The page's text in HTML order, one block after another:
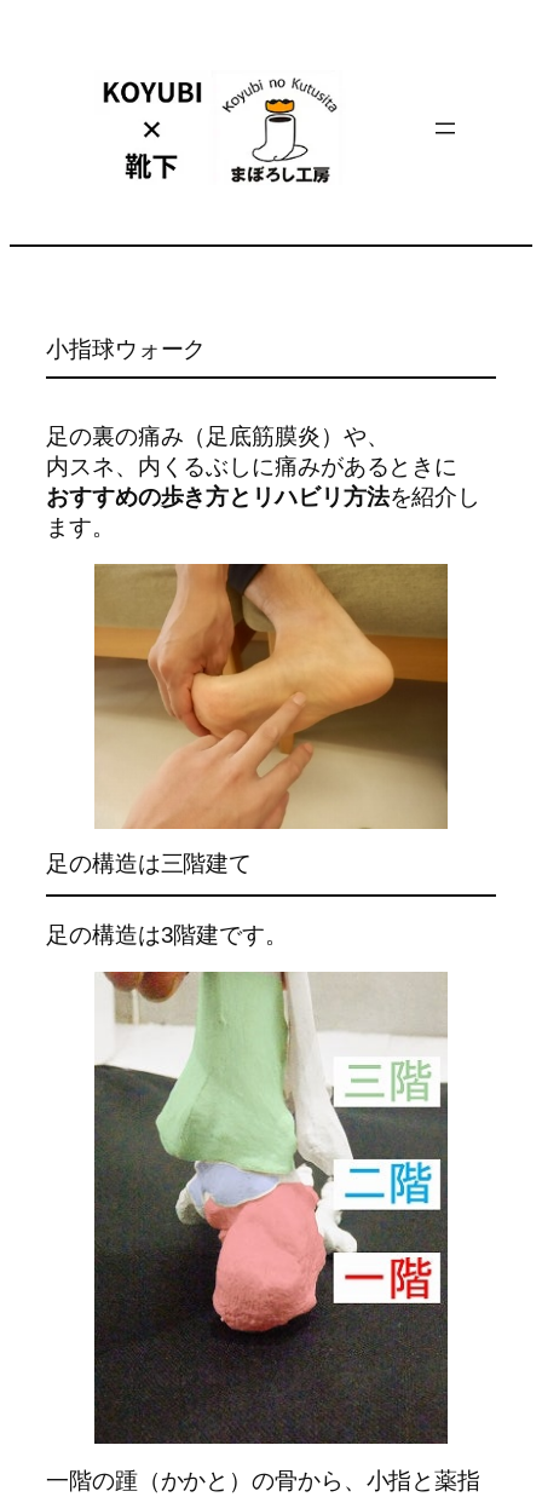
小指球ウォーク
足の裏の痛み（足底筋膜炎）や、
内スネ、内くるぶしに痛みがあるときに
おすすめの歩き方とリハビリ方法を紹介し
ます。
足の構造は三階建て
足の構造は3階建です。
一階の踵（かかと）の骨から、小指と薬指